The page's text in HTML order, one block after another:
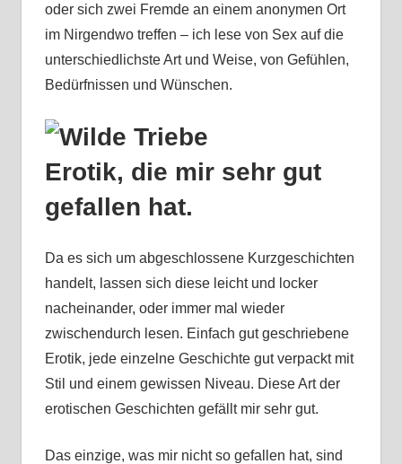
oder sich zwei Fremde an einem anonymen Ort
im Nirgendwo treffen – ich lese von Sex auf die
unterschiedlichste Art und Weise, von Gefühlen,
Bedürfnissen und Wünschen.
Erotik, die mir sehr gut
gefallen hat.
Da es sich um abgeschlossene Kurzgeschichten
handelt, lassen sich diese leicht und locker
nacheinander, oder immer mal wieder
zwischendurch lesen. Einfach gut geschriebene
Erotik, jede einzelne Geschichte gut verpackt mit
Stil und einem gewissen Niveau. Diese Art der
erotischen Geschichten gefällt mir sehr gut.
Das einzige, was mir nicht so gefallen hat, sind